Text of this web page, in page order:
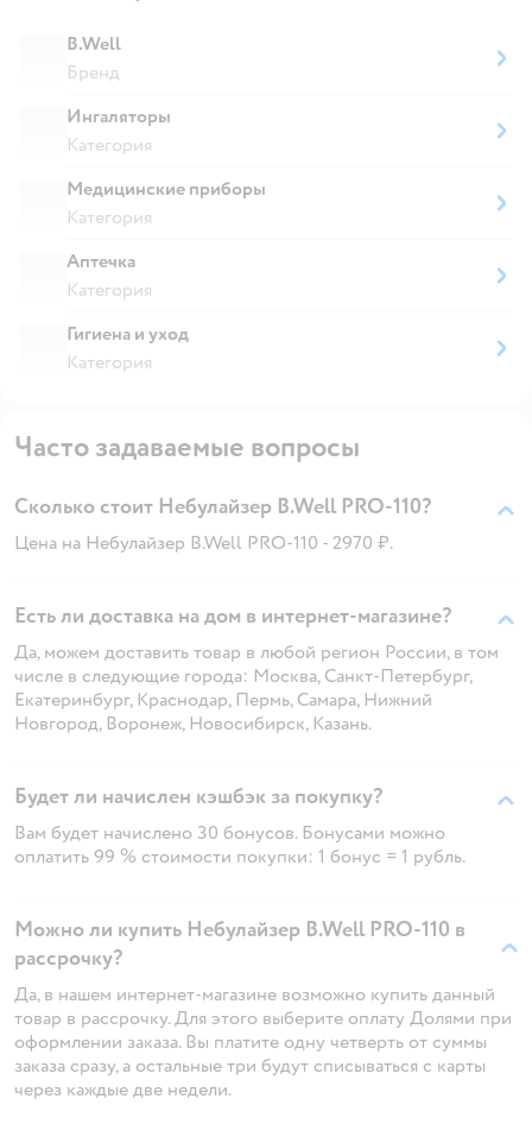
B.Well
Бренд
Ингаляторы
Категория
Медицинские приборы
Категория
Аптечка
Категория
Гигиена и уход
Категория
Часто задаваемые вопросы
Сколько стоит Небулайзер B.Well PRO-110?
Цена на Небулайзер B.Well PRO-110 - 2970 ₽.
Есть ли доставка на дом в интернет-магазине?
Да, можем доставить товар в любой регион России, в том
числе в следующие города: Москва, Санкт-Петербург,
Екатеринбург, Краснодар, Пермь, Самара, Нижний
Новгород, Воронеж, Новосибирск, Казань.
Будет ли начислен кэшбэк за покупку?
Вам будет начислено 30 бонусов. Бонусами можно
оплатить 99 % стоимости покупки: 1 бонус = 1 рубль.
Можно ли купить Небулайзер B.Well PRO-110 в
рассрочку?
Да, в нашем интернет-магазине возможно купить данный
товар в рассрочку. Для этого выберите оплату Долями при
оформлении заказа. Вы платите одну четверть от суммы
заказа сразу, а остальные три будут списываться с карты
через каждые две недели.